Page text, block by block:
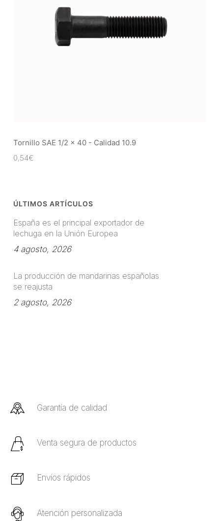
Tornillo SAE 1/2 x 40 - Calidad 10.9
0,54€
ÚLTIMOS ARTÍCULOS
España es el principal exportador de
lechuga en la Unión Europea
4 agosto, 2026
La producción de mandarinas españolas
se reajusta
2 agosto, 2026
Garantía de calidad
Venta segura de productos
Envíos rápidos
Atención personalizada